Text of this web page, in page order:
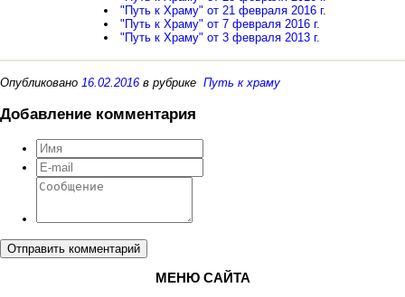
"Путь к Храму" от 21 февраля 2016 г.
"Путь к Храму" от 7 февраля 2016 г.
"Путь к Храму" от 3 февраля 2013 г.
Опубликовано 16.02.2016 в рубрике Путь к храму
Добавление комментария
Отправить комментарий
МЕНЮ САЙТА